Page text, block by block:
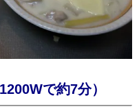
で約7分）